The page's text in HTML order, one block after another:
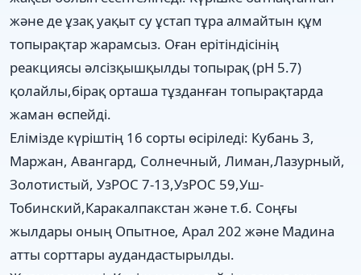
және де ұзақ уақыт су ұстап тұра алмайтын құм
топырақтар жарамсыз. Оған ерітіндісінің
реакциясы әлсізқышқылды топырақ (pH 5.7)
қолайлы,бірақ орташа тұзданған топырақтарда
жаман өспейді.
Елімізде күріштің 16 сорты өсіріледі: Кубань 3,
Маржан, Авангард, Солнечный, Лиман,Лазурный,
Золотистый, УзРОС 7-13,УзРОС 59,Уш-
Тобинский,Каракалпакстан және т.б. Соңғы
жылдары оның Опытное, Арал 202 және Мадина
атты сорттары аудандастырылды.